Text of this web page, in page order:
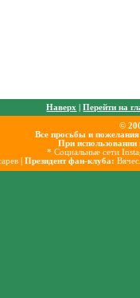
Наверх |Перейти на
©
Все просьбы и
При использовании
* Социальные сети
| Президент фан-клуба: